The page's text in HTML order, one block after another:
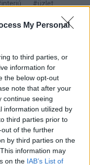
My Personal
to third parties, or
information for
the below opt-out
note that after your
continue seeing
information utilized by
third parties prior to
of the further
by third parties on the
information may
on the IAB’s List of
#üzlet